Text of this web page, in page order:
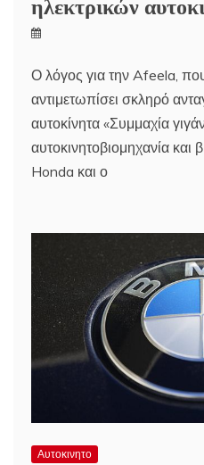
Ο λόγος για την Afeela, που
αντιμετωπίσει σκληρό
αυτοκίνητα «Συμμαχία
αυτοκινητοβιομηχανία και
Honda και ο
Αυτοκινητο